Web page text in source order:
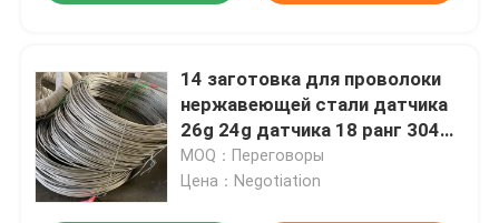
14 заготовка для проволоки
нержавеющей стали датчика
26g 24g датчика 18 ранг 304
309 2,5 Mm
MOQ：Переговоры
Цена：Negotiation